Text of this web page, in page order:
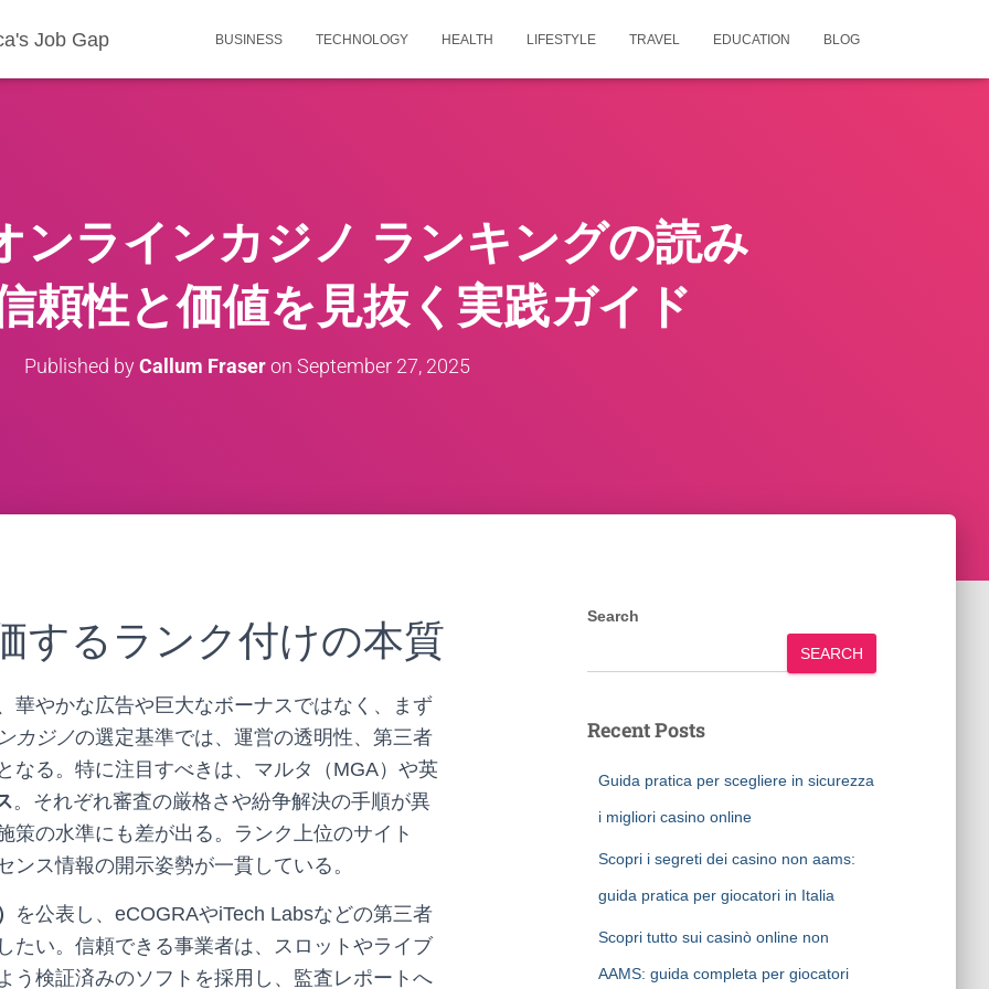
Job Gap BUSINESS TECHNOLOGY HEALTH LIFESTYLE TRAVEL EDUCATION BLOG
ンラインカジノ ランキングの読み
頼性と価値を見抜く実践ガイド
Published byCallum Fraseron September 27, 2025
するランク付けの本質
華やかな広告や巨大なボーナスではなく、まず
カジノの選定基準では、運営の透明性、第三者
なる。特に注目すべきは、マルタ（MGA）や英
。それぞれ審査の厳格さや紛争解決の手順が異
策の水準にも差が出る。ランク上位のサイト
ス情報の開示姿勢が一貫している。
を公表し、eCOGRAやiTech Labsなどの第三者
たい。信頼できる事業者は、スロットやライブ
う検証済みのソフトを採用し、監査レポートへ
Search
SEARCH
Recent Posts
Guida pratica per scegliere in sicurezza
i migliori casino online
Scopri i segreti dei casino non aams:
guida pratica per giocatori in Italia
Scopri tutto sui casinò online non
AAMS: guida completa per giocatori